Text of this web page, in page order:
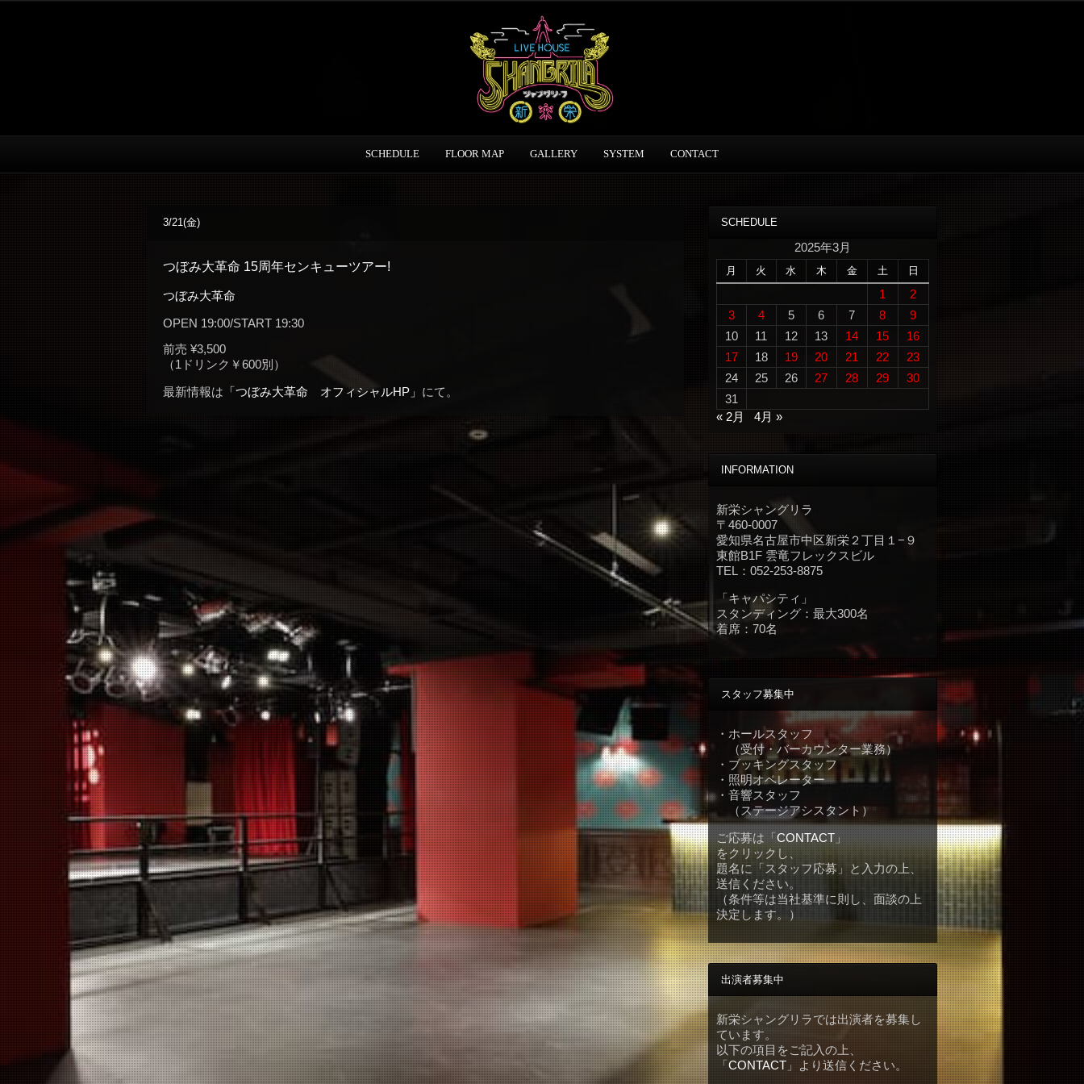
SCHEDULE FLOOR MAP GALLERY SYSTEM CONTACT
3/21(金)
つぼみ大革命 15周年センキューツアー!
つぼみ大革命
OPEN 19:00/START 19:30
前売 ¥3,500
（1ドリンク￥600別）
最新情報は 「つぼみ大革命 オフィシャルHP」 にて。
SCHEDULE
2025年3月
月 火 水 木 金 土 日
1
2
3
4 5 6 7 8
9
10
11 12 13 14 15
16
17
18 19 20 21 22
23
24
25 26 27 28 29
30
31
« 2月
4月 »
INFORMATION
新栄シャングリラ
〒460-0007
愛知県名古屋市中区新栄２丁目１−９
東館B1F 雲竜フレックスビル
TEL：052-253-8875
「キャパシティ」
スタンディング：最大300名
着席：70名
スタッフ募集中
・ホールスタッフ
（受付・バーカウンター業務）
・ブッキングスタッフ
・照明オペレーター
・音響スタッフ
（ステージアシスタント）
ご応募は「CONTACT」
をクリックし、
題名に「スタッフ応募」と入力の上、
送信ください。
（条件等は当社基準に則し、面談の上
決定します。）
出演者募集中
新栄シャングリラでは出演者を募集し
ています。
以下の項目をご記入の上、
「CONTACT」より送信ください。